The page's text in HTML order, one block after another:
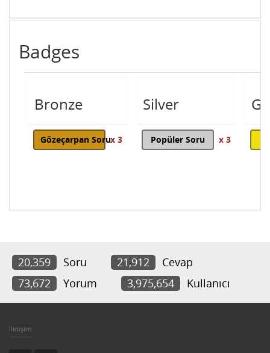
Badges
Bronze
Gözeçarpan Sorux 3
Silver
Popüler Soru x 3
20,359 Soru 21,912
Cevap
73,672
Yorum 3,975,654 Kullanıcı
İletişim